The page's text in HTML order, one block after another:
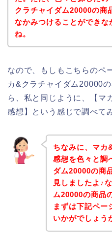
クラチャイダム20000の商
なかみつけることができな
ね。
なので、もしもこちらのペ
カ&クラチャイダム20000
ら、私と同じように、【
感想】という感じで調べて
ちなみに、マカ
感想を色々と調
ダム20000の商
見しましたよ♪
ム20000の商品
まずは下記ペー
いかがでしょう